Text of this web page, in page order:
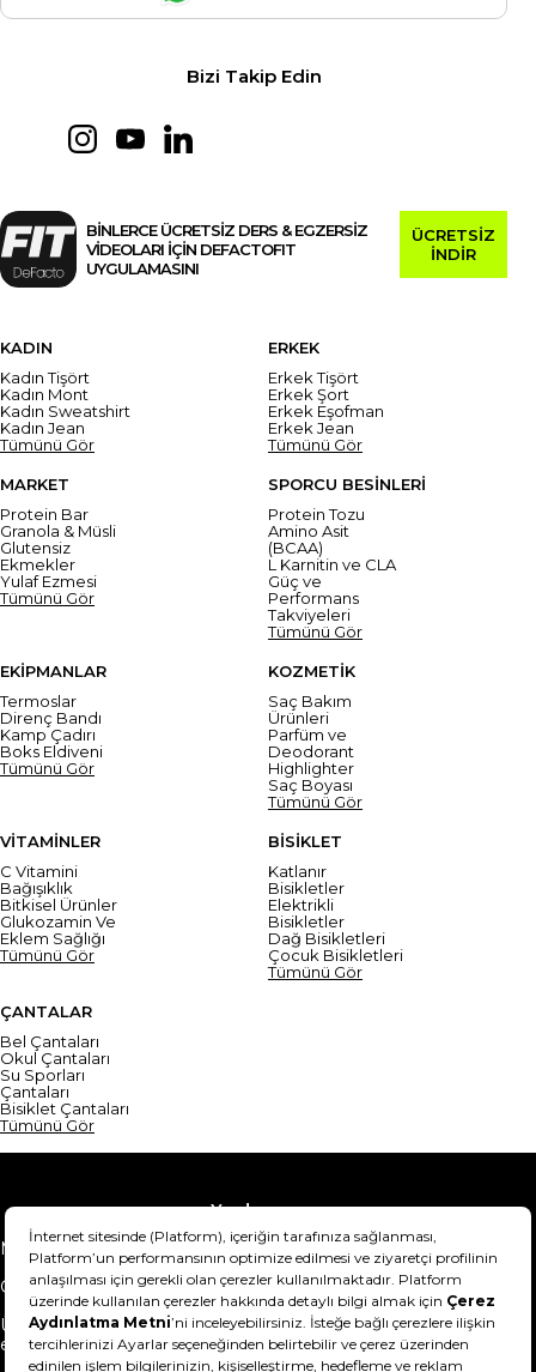
Bizi Takip Edin
BİNLERCE ÜCRETSİZ DERS & EGZERSİZ
VİDEOLARI İÇİN DEFACTOFIT
UYGULAMASINI
ÜCRETSİZ
İNDİR
KADIN
Kadın Tişört
Kadın Mont
Kadın Sweatshirt
Kadın Jean
Tümünü Gör
ERKEK
Erkek Tişört
Erkek Şort
Erkek Eşofman
Erkek Jean
Tümünü Gör
MARKET
Protein Bar
Granola & Müsli
Glutensiz
Ekmekler
Yulaf Ezmesi
Tümünü Gör
SPORCU BESİNLERİ
Protein Tozu
Amino Asit
(BCAA)
L Karnitin ve CLA
Güç ve
Performans
Takviyeleri
Tümünü Gör
EKİPMANLAR
Termoslar
Direnç Bandı
Kamp Çadırı
Boks Eldiveni
Tümünü Gör
KOZMETİK
Saç Bakım
Ürünleri
Parfüm ve
Deodorant
Highlighter
Saç Boyası
Tümünü Gör
VİTAMİNLER
C Vitamini
Bağışıklık
Bitkisel Ürünler
Glukozamin Ve
Eklem Sağlığı
Tümünü Gör
BİSİKLET
Katlanır
Bisikletler
Elektrikli
Bisikletler
Dağ Bisikletleri
Çocuk Bisikletleri
Tümünü Gör
ÇANTALAR
Bel Çantaları
Okul Çantaları
Su Sporları
Çantaları
Bisiklet Çantaları
Tümünü Gör
Yardım
Mesafeli Satış Sözleşmesi
Teslimat Bilgisi
Gizlilik Sözleşmesi
Şartlar & Koşullar
Ürünümü nasıl iade
edebilirim?
Hakkımızda